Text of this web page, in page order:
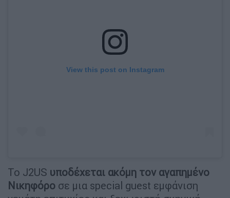
View this post on Instagram
Το J2US υποδέχεται ακόμη τον αγαπημένο
Νικηφόρο σε μια special guest εμφάνιση